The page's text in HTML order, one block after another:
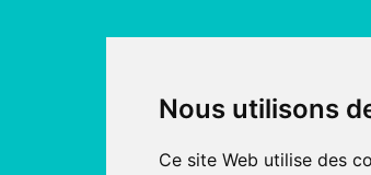
Nous utilisons
Ce site Web utilise des
Création de site internetfait